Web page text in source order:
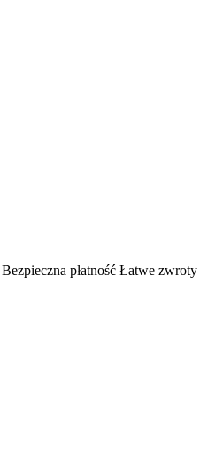
Bezpieczna płatność Łatwe zwroty